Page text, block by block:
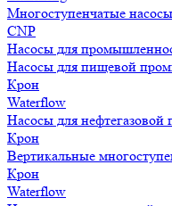
Многоступенчатые
CNP
Насосы для
Насосы для пищевой
Крон
Waterflow
Насосы для
Крон
Вертикальные
Крон
Waterflow